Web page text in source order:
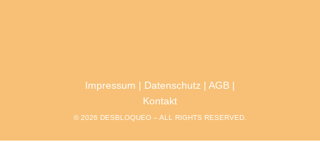
Impressum | Datenschutz | AGB|
Kontakt
© 2026 DESBLOQUEO – ALL RIGHTS RESERVED.